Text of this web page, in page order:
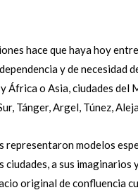
hace que haya hoy
y de
o Asia, ciudades del
Tánger, Argel, Túnez,
representaron modelos
a sus
original de confluencia